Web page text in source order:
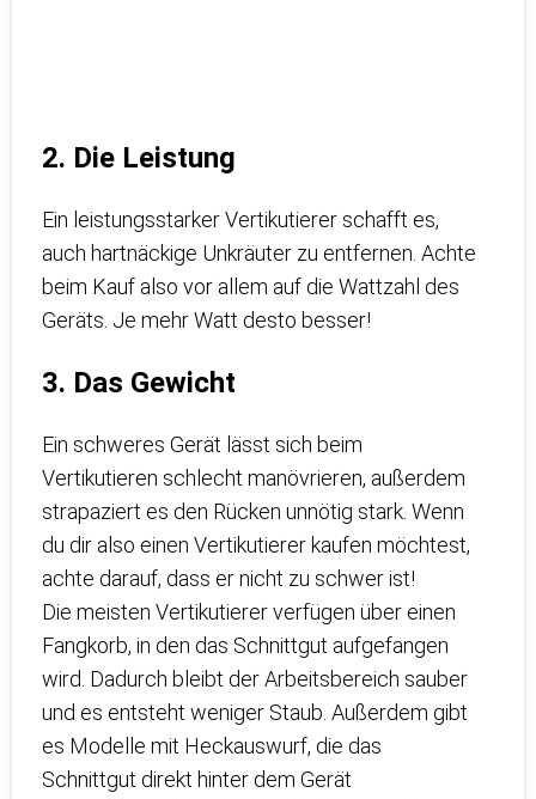
2. Die Leistung
Ein leistungsstarker Vertikutierer schafft es,
auch hartnäckige Unkräuter zu entfernen. Achte
beim Kauf also vor allem auf die Wattzahl des
Geräts. Je mehr Watt desto besser!
3. Das Gewicht
Ein schweres Gerät lässt sich beim
Vertikutieren schlecht manövrieren, außerdem
strapaziert es den Rücken unnötig stark. Wenn
du dir also einen Vertikutierer kaufen möchtest,
achte darauf, dass er nicht zu schwer ist!
Die meisten Vertikutierer verfügen über einen
Fangkorb, in den das Schnittgut aufgefangen
wird. Dadurch bleibt der Arbeitsbereich sauber
und es entsteht weniger Staub. Außerdem gibt
es Modelle mit Heckauswurf, die das
Schnittgut direkt hinter dem Gerät